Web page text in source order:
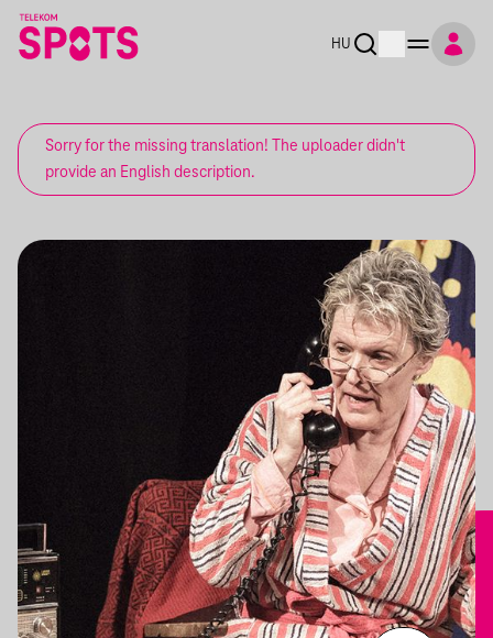
HU
Sorry for the missing translation! The uploader didn't
provide an English description.